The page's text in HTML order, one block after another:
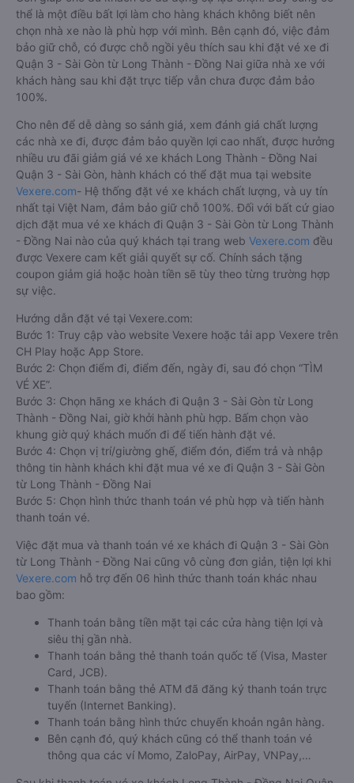
thể là một điều bất lợi làm cho hàng khách không biết nên
chọn nhà xe nào là phù hợp với mình. Bên cạnh đó, việc đảm
bảo giữ chỗ, có được chỗ ngồi yêu thích sau khi đặt vé xe đi
Quận 3 - Sài Gòn từ Long Thành - Đồng Nai giữa nhà xe với
khách hàng sau khi đặt trực tiếp vẫn chưa được đảm bảo
100%.
Cho nên để dễ dàng so sánh giá, xem đánh giá chất lượng
các nhà xe đi, được đảm bảo quyền lợi cao nhất, được hưởng
nhiều ưu đãi giảm giá vé xe khách Long Thành - Đồng Nai
Quận 3 - Sài Gòn, hành khách có thể đặt mua tại website
Vexere.com- Hệ thống đặt vé xe khách chất lượng, và uy tín
nhất tại Việt Nam, đảm bảo giữ chỗ 100%. Đối với bất cứ giao
dịch đặt mua vé xe khách đi Quận 3 - Sài Gòn từ Long Thành
- Đồng Nai nào của quý khách tại trang web Vexere.com đều
được Vexere cam kết giải quyết sự cố. Chính sách tặng
coupon giảm giá hoặc hoàn tiền sẽ tùy theo từng trường hợp
sự việc.
Hướng dẫn đặt vé tại Vexere.com:
Bước 1: Truy cập vào website Vexere hoặc tải app Vexere trên
CH Play hoặc App Store.
Bước 2: Chọn điểm đi, điểm đến, ngày đi, sau đó chọn “TÌM
VÉ XE”.
Bước 3: Chọn hãng xe khách đi Quận 3 - Sài Gòn từ Long
Thành - Đồng Nai, giờ khởi hành phù hợp. Bấm chọn vào
khung giờ quý khách muốn đi để tiến hành đặt vé.
Bước 4: Chọn vị trí/giường ghế, điểm đón, điểm trả và nhập
thông tin hành khách khi đặt mua vé xe đi Quận 3 - Sài Gòn
từ Long Thành - Đồng Nai
Bước 5: Chọn hình thức thanh toán vé phù hợp và tiến hành
thanh toán vé.
Việc đặt mua và thanh toán vé xe khách đi Quận 3 - Sài Gòn
từ Long Thành - Đồng Nai cũng vô cùng đơn giản, tiện lợi khi
Vexere.com hỗ trợ đến 06 hình thức thanh toán khác nhau
bao gồm:
Thanh toán bằng tiền mặt tại các cửa hàng tiện lợi và
siêu thị gần nhà.
Thanh toán bằng thẻ thanh toán quốc tế (Visa, Master
Card, JCB).
Thanh toán bằng thẻ ATM đã đăng ký thanh toán trực
tuyến (Internet Banking).
Thanh toán bằng hình thức chuyển khoản ngân hàng.
Bên cạnh đó, quý khách cũng có thể thanh toán vé
thông qua các ví Momo, ZaloPay, AirPay, VNPay,…